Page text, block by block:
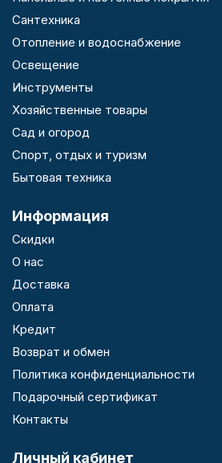
Сантехника
Отопление и водоснабжение
Освещение
Инструменты
Хозяйственные товары
Сад и огород
Спорт, отдых и туризм
Бытовая техника
Информация
Скидки
О нас
Доставка
Оплата
Кредит
Возврат и обмен
Политика конфиденциальности
Подарочный сертификат
Контакты
Личный кабинет